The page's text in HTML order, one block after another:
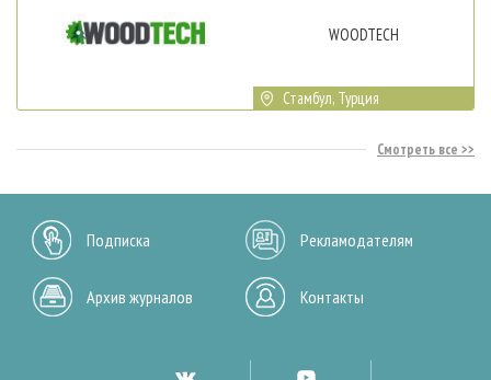
WOODTECH
Стамбул, Турция
Смотреть все
Подписка Рекламодателям
Архив журналов Контакты